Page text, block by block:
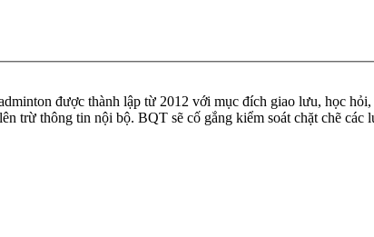
được thành lập từ 2012 với mục đích giao lưu, học
trừ thông tin nội bộ. BQT sẽ cố gắng kiểm soát chặt chẽ